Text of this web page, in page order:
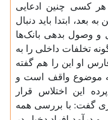
کسی چنین ادعایی
بعد، ابتدا باید دنبال
و وصول بدهی بانک‌ها
تخلفات داخلی را به
او این را هم گفته
موضوع واقف است و
این اختلاس قرار
گفت: با بررسی همه